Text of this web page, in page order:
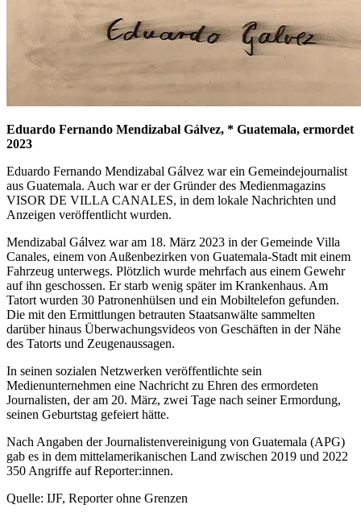
Eduardo Fernando Mendizabal Gálvez, * Guatemala, ermordet
2023
Eduardo Fernando Mendizabal Gálvez war ein Gemeindejournalist
aus Guatemala. Auch war er der Gründer des Medienmagazins
VISOR DE VILLA CANALES, in dem lokale Nachrichten und
Anzeigen veröffentlicht wurden.
Mendizabal Gálvez war am 18. März 2023 in der Gemeinde Villa
Canales, einem von Außenbezirken von Guatemala-Stadt mit einem
Fahrzeug unterwegs. Plötzlich wurde mehrfach aus einem Gewehr
auf ihn geschossen. Er starb wenig später im Krankenhaus. Am
Tatort wurden 30 Patronenhülsen und ein Mobiltelefon gefunden.
Die mit den Ermittlungen betrauten Staatsanwälte sammelten
darüber hinaus Überwachungsvideos von Geschäften in der Nähe
des Tatorts und Zeugenaussagen.
In seinen sozialen Netzwerken veröffentlichte sein
Medienunternehmen eine Nachricht zu Ehren des ermordeten
Journalisten, der am 20. März, zwei Tage nach seiner Ermordung,
seinen Geburtstag gefeiert hätte.
Nach Angaben der Journalistenvereinigung von Guatemala (APG)
gab es in dem mittelamerikanischen Land zwischen 2019 und 2022
350 Angriffe auf Reporter:innen.
Quelle: IJF, Reporter ohne Grenzen